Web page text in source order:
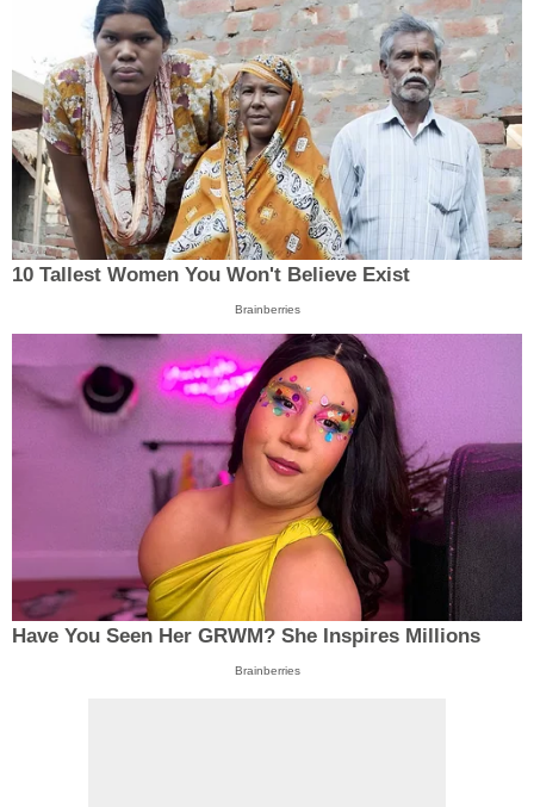
10 Tallest Women You Won't Believe Exist
Brainberries
Have You Seen Her GRWM? She Inspires Millions
Brainberries